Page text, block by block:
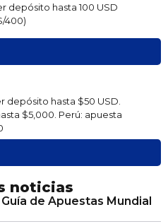
depósito hasta 100 USD
400)
depósito hasta $50 USD.
$5,000. Perú: apuesta
noticias
de Apuestas Mundial